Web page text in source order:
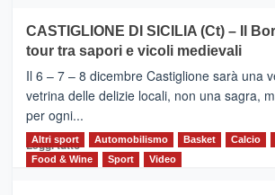
MOIO
ALCANTARA
–
Vivicittà,
alla
scoperta
del
territorio,
CASTIGLIONE DI SICILIA (Ct) – Il
tour tra sapori e vicoli medievali
Il 6 – 7 – 8 dicembre Castiglione sarà una
vetrina delle delizie locali, non una sagra,
per ogni...
Leggi tuttoLeggi
di
Altri sport Automobilismo Basket Calcio
Food & Wine
Sport Video